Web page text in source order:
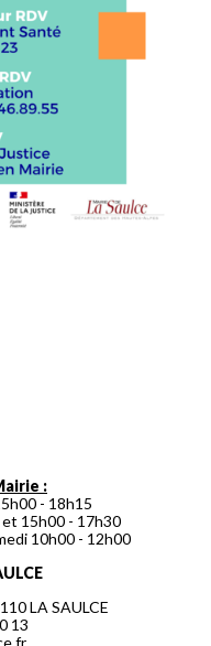
:
- 18h15
15h00 - 17h30
10h00 - 12h00
LA SAULCE
13